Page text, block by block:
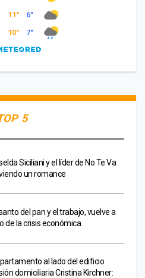
5
Siciliani y el líder de No Te Va
un romance
del pan y el trabajo, vuelve a
de la crisis económica
al lado del edificio
domiciliaria Cristina Kirchner: